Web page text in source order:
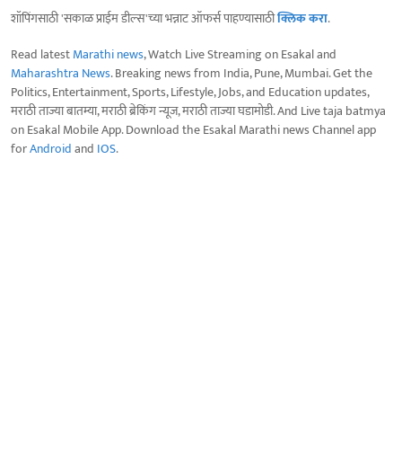
शॉपिंगसाठी 'सकाळ प्राईम डील्स'च्या भन्नाट ऑफर्स पाहण्यासाठीक्लिक करा.
Read latestMarathi news, Watch Live Streaming on Esakal and
Maharashtra News. Breaking news from India, Pune, Mumbai. Get the
Politics, Entertainment, Sports, Lifestyle, Jobs, and Education updates,
मराठी ताज्या बातम्या, मराठी ब्रेकिंग न्यूज, मराठी ताज्या घडामोडी. And Live taja batmya
on Esakal Mobile App. Download the Esakal Marathi news Channel app
forAndroidand IOS.